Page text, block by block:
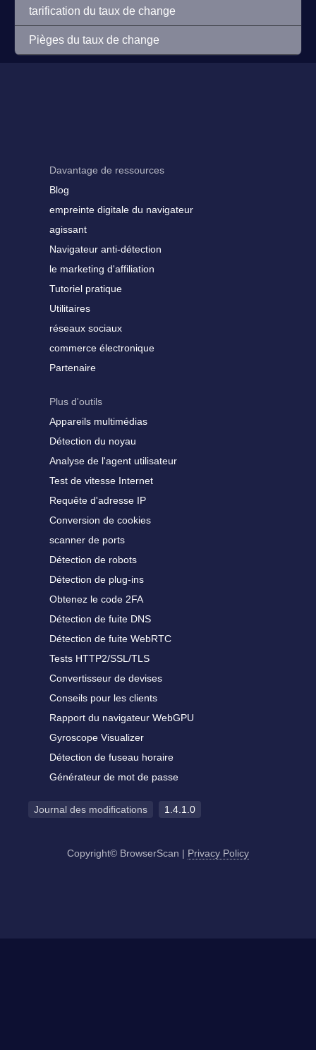
tarification du taux de change
Pièges du taux de change
Davantage de ressources
Blog
empreinte digitale du navigateur
agissant
Navigateur anti-détection
le marketing d'affiliation
Tutoriel pratique
Utilitaires
réseaux sociaux
commerce électronique
Partenaire
Plus d'outils
Appareils multimédias
Détection du noyau
Analyse de l'agent utilisateur
Test de vitesse Internet
Requête d'adresse IP
Conversion de cookies
scanner de ports
Détection de robots
Détection de plug-ins
Obtenez le code 2FA
Détection de fuite DNS
Détection de fuite WebRTC
Tests HTTP2/SSL/TLS
Convertisseur de devises
Conseils pour les clients
Rapport du navigateur WebGPU
Gyroscope Visualizer
Détection de fuseau horaire
Générateur de mot de passe
Journal des modifications 1.4.1.0
Copyright© BrowserScan | Privacy Policy